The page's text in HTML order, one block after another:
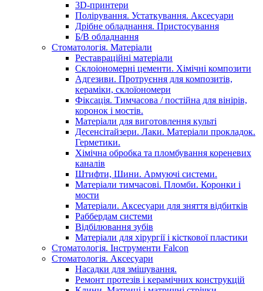
3D-принтери
Полірування. Устаткування. Аксесуари
Дрібне обладнання. Пристосування
Б/В обладнання
Стоматологія. Матеріали
Реставраційні матеріали
Склоіономерні цементи. Хімічні композити
Адгезиви. Протруєння для композитів,
кераміки, склоїономери
Фіксація. Тимчасова / постійна для вінірів,
коронок і мостів.
Матеріали для виготовлення культі
Десенсітайзери. Лаки. Матеріали прокладок.
Герметики.
Хімічна обробка та пломбування кореневих
каналів
Штифти, Шини. Армуючі системи.
Матеріали тимчасові. Пломби. Коронки і
мости
Матеріали. Аксесуари для зняття відбитків
Раббердам системи
Відбілювання зубів
Матеріали для хірургії і кісткової пластики
Стоматологія. Інструменти Falcon
Стоматологія. Аксесуари
Насадки для змішування.
Ремонт протезів і керамічних конструкцій